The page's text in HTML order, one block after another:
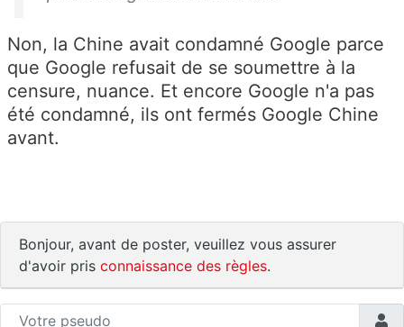
Non, la Chine avait condamné Google parce
que Google refusait de se soumettre à la
censure, nuance. Et encore Google n'a pas
été condamné, ils ont fermés Google Chine
avant.
Bonjour, avant de poster, veuillez vous assurer
d'avoir pris connaissance des règles.